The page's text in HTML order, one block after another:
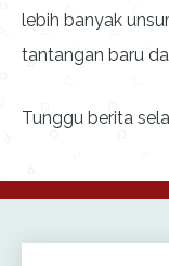
lebih banyak
tantangan baru
Tunggu berita